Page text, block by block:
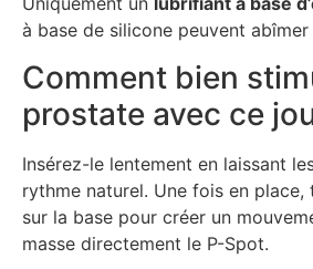
à base de silicone peuvent
Comment bien
prostate avec ce
Insérez-le lentement en laissant
rythme naturel. Une fois en place,
sur la base pour créer un
masse directement le P-Spot.